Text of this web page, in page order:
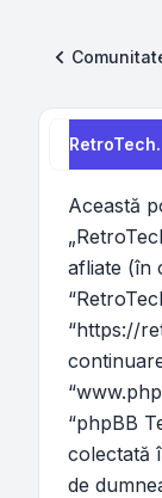
Această
afliate (în
“https://
“phpBB
colectată
de